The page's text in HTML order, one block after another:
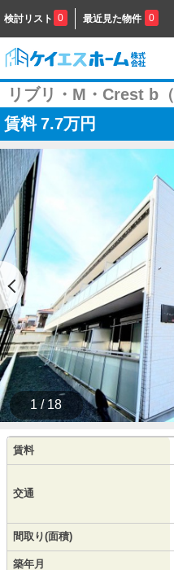
検討リスト 0 最近見た物件 0
リブリ・M・Crest b（
賃料 7.7万円
1 / 18
賃料
交通
間取り(面積)
築年月